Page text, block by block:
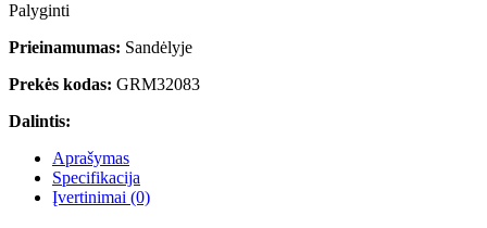
Palyginti
Prieinamumas: Sandėlyje
Prekės kodas: GRM32083
Dalintis:
Aprašymas
Specifikacija
Įvertinimai (0)